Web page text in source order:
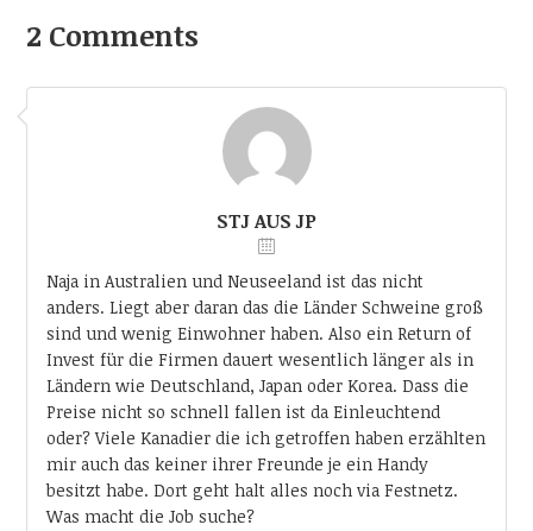
2 Comments
STJ AUS JP
Naja in Australien und Neuseeland ist das nicht
anders. Liegt aber daran das die Länder Schweine groß
sind und wenig Einwohner haben. Also ein Return of
Invest für die Firmen dauert wesentlich länger als in
Ländern wie Deutschland, Japan oder Korea. Dass die
Preise nicht so schnell fallen ist da Einleuchtend
oder? Viele Kanadier die ich getroffen haben erzählten
mir auch das keiner ihrer Freunde je ein Handy
besitzt habe. Dort geht halt alles noch via Festnetz.
Was macht die Job suche?